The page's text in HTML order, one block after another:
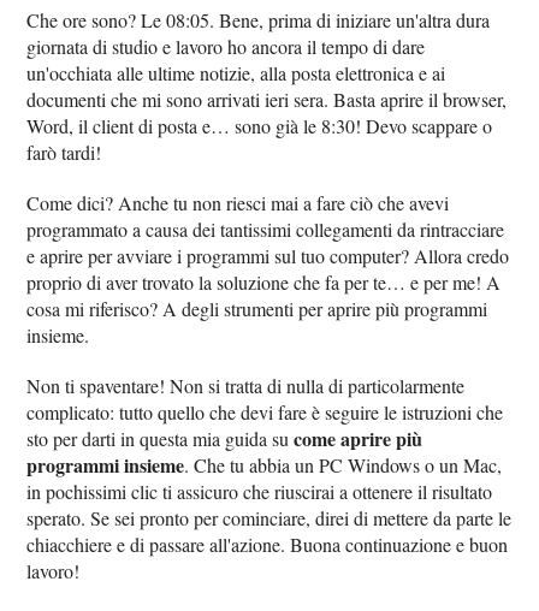
Che ore sono? Le 08:05. Bene, prima di iniziare un'altra dura
giornata di studio e lavoro ho ancora il tempo di dare
un'occhiata alle ultime notizie, alla posta elettronica e ai
documenti che mi sono arrivati ieri sera. Basta aprire il browser,
Word, il client di posta e… sono già le 8:30! Devo scappare o
farò tardi!
Come dici? Anche tu non riesci mai a fare ciò che avevi
programmato a causa dei tantissimi collegamenti da rintracciare
e aprire per avviare i programmi sul tuo computer? Allora credo
proprio di aver trovato la soluzione che fa per te… e per me! A
cosa mi riferisco? A degli strumenti per aprire più programmi
insieme.
Non ti spaventare! Non si tratta di nulla di particolarmente
complicato: tutto quello che devi fare è seguire le istruzioni che
sto per darti in questa mia guida sucome aprire più
programmi insieme. Che tu abbia un PC Windows o un Mac,
in pochissimi clic ti assicuro che riuscirai a ottenere il risultato
sperato. Se sei pronto per cominciare, direi di mettere da parte le
chiacchiere e di passare all'azione. Buona continuazione e buon
lavoro!